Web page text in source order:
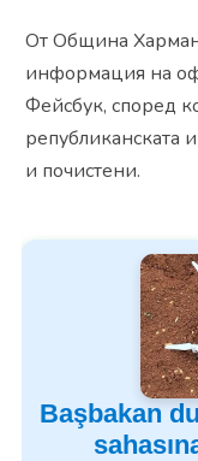
От Община
информация на
Фейсбук, според
републиканската
и почистени.
Başbakan